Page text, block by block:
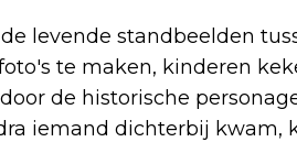
levende standbeelden
te maken, kinderen
de historische
iemand dichterbij kwam,